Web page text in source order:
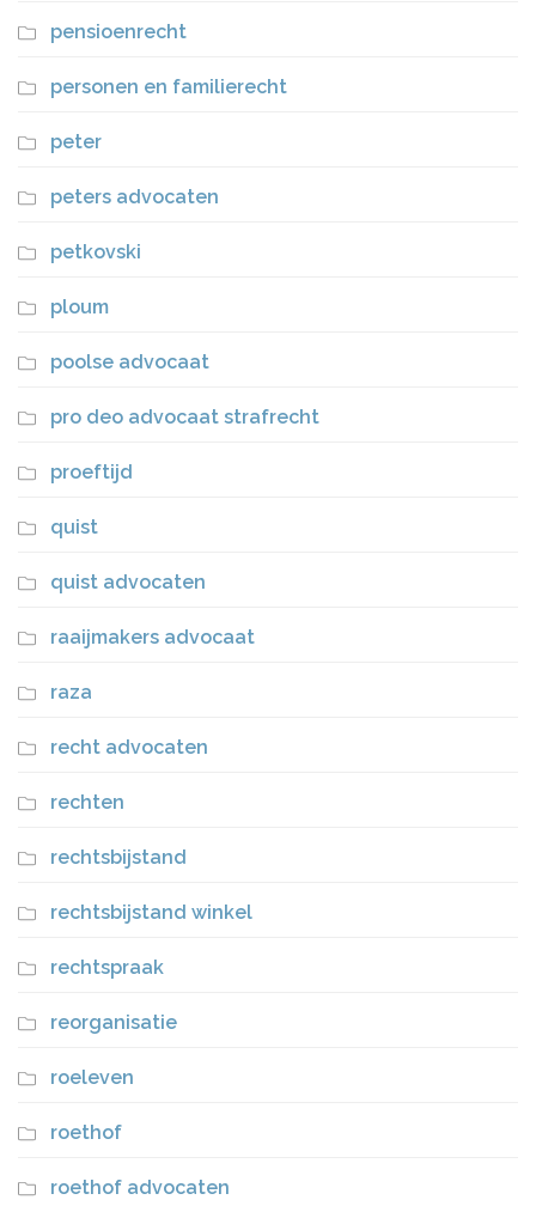
pensioenrecht
personen en familierecht
peter
peters advocaten
petkovski
ploum
poolse advocaat
pro deo advocaat strafrecht
proeftijd
quist
quist advocaten
raaijmakers advocaat
raza
recht advocaten
rechten
rechtsbijstand
rechtsbijstand winkel
rechtspraak
reorganisatie
roeleven
roethof
roethof advocaten